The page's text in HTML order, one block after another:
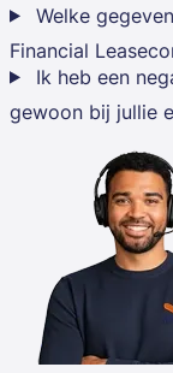
Welke
Financial
Ik heb een
gewoon bij jullie